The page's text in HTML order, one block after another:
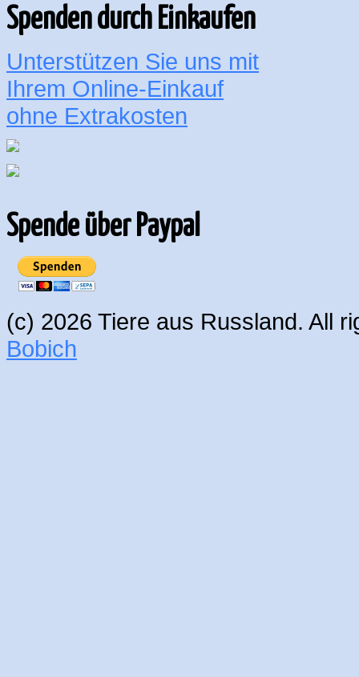
Spenden durch Einkaufen
Unterstützen Sie uns mit
Ihrem Online-Einkauf
ohne Extrakosten
Spende über Paypal
(c) 2026 Tiere aus Russland. All
Bobich